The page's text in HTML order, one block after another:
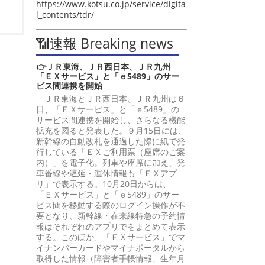
https://www.kotsu.co.jp/service/digita
l_contents/tdr/
📶速報 Breaking news
👉ＪＲ東海、ＪＲ西日本、ＪＲ九州
「ＥＸサービス」と「ｅ5489」のサー
ビス間連携を開始
ＪＲ東海とＪＲ西日本、ＪＲ九州は６
日、「ＥＸサービス」と「ｅ5489」の
サービス間連携を開始し、さらなる機能
拡充を図ると発表した。９月15日には、
新幹線の自動改札を通過した際に紙で発
行している「ＥＸご利用票（座席のご案
内）」を電子化。列車や座席に加え、発
車番線や遅延・運休情報も「ＥＸアプ
リ」で表示する。10月20日からは、
「ＥＸサービス」と「ｅ5489」のサー
ビス間を移動する際のログイン操作が不
要となり、新幹線・在来線特急の予約情
報はそれぞれのアプリでをまとめて表示
する。このほか、「ＥＸサービス」でマ
イナンバーカードやマイナポータルから
取得した情報（障害者手帳情報、生年月